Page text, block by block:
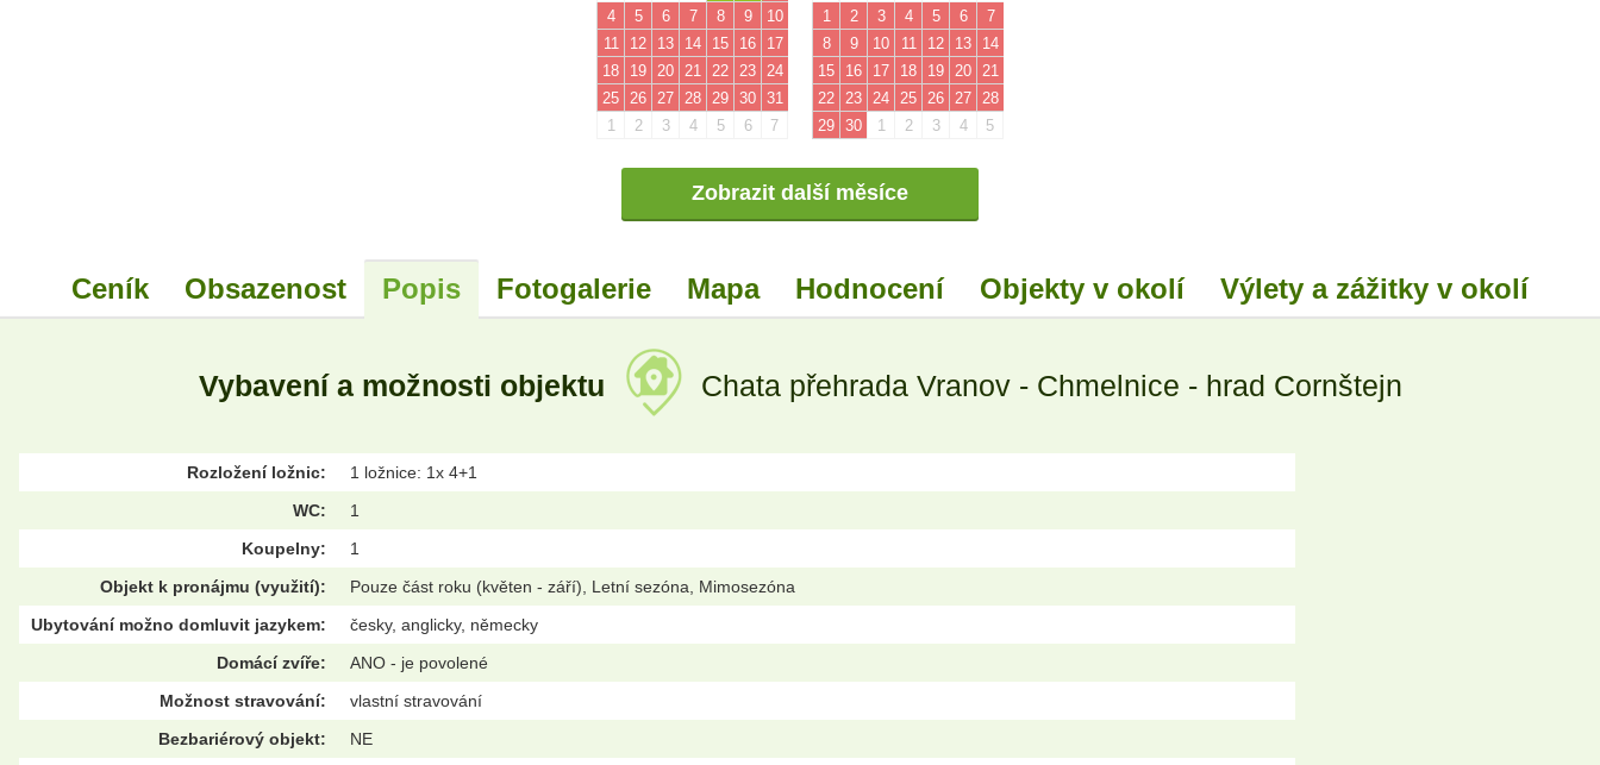
4
5 6 7 8 9
10
11
12 13 14 15 16
17
18
19 20 21 22 23 24
25 26 27 28 29 30 31
1
2 3 4 5 6 7
1
2 3 4 5 6
7
8
9 10 11 12 13
14
15
16 17 18 19 20 21
22 23 24 25 26 27 28
29 30 1 2 3 4 5
Zobrazit další měsíce
Ceník Obsazenost Popis Fotogalerie Mapa Hodnocení Objekty v okolí Výlety a zážitky v okolí
Vybavení a možnosti objektu Chata přehrada Vranov - Chmelnice - hrad Cornštejn
Rozložení ložnic:
1 ložnice: 1x 4+1
WC:
1
Koupelny:
1
Objekt k pronájmu (využití):
Pouze část roku (květen - září), Letní sezóna, Mimosezóna
Ubytování možno domluvit jazykem:
česky, anglicky, německy
Domácí zvíře:
ANO - je povolené
Možnost stravování:
vlastní stravování
Bezbariérový objekt:
NE